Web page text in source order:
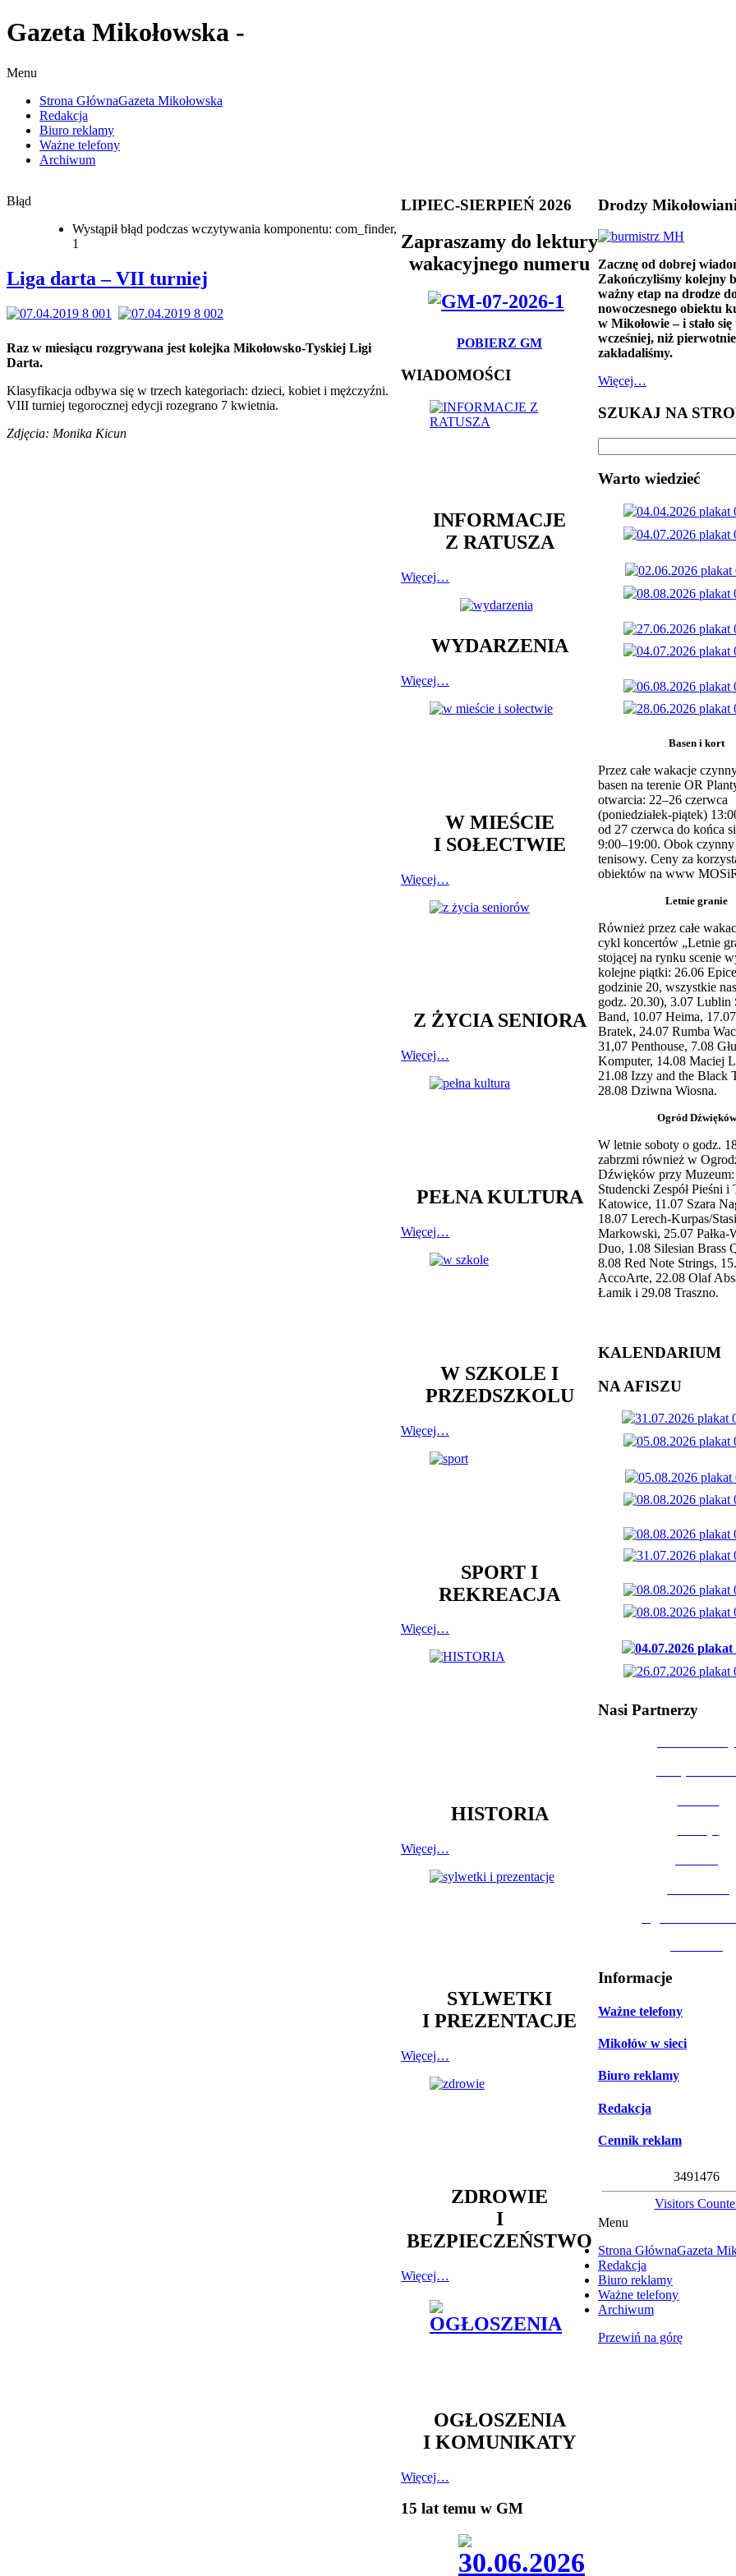
Gazeta Mikołowska -
Menu
Strona GłównaGazeta Mikołowska
Redakcja
Biuro reklamy
Ważne telefony
Archiwum
Błąd
Wystąpił błąd podczas wczytywania komponentu: com_finder,
1
Liga darta – VII turniej
Raz w miesiącu rozgrywana jest kolejka Mikołowsko-Tyskiej Ligi
Darta.
Klasyfikacja odbywa się w trzech kategoriach: dzieci, kobiet i mężczyźni.
VIII turniej tegorocznej edycji rozegrano 7 kwietnia.
Zdjęcia: Monika Kicun
LIPIEC-SIERPIEŃ 2026
Zapraszamy do lektury
wakacyjnego numeru
POBIERZ GM
WIADOMOŚCI
INFORMACJE
Z RATUSZA
Więcej…
WYDARZENIA
Więcej…
W MIEŚCIE
I SOŁECTWIE
Więcej…
Z ŻYCIA SENIORA
Więcej…
PEŁNA KULTURA
Więcej…
W SZKOLE I
PRZEDSZKOLU
Więcej…
SPORT I
REKREACJA
Więcej…
HISTORIA
Więcej…
SYLWETKI
I PREZENTACJE
Więcej…
ZDROWIE
I
BEZPIECZEŃSTWO
Więcej…
OGŁOSZENIA
I KOMUNIKATY
Więcej…
15 lat temu w GM
Drodzy
Zacznę od dobrej
Zakończyliśmy kolejny
ważny etap na drodze
nowoczesnego obiektu
w Mikołowie – i stało się
wcześniej, niż pierwotnie
zakładaliśmy.
Więcej…
SZUKAJ NA
Warto wiedzieć
Basen i kort
Przez całe wakacje
basen na terenie OR
otwarcia: 22–26 czerwca
(poniedziałek-piątek)
od 27 czerwca do końca
9:00–19:00. Obok
tenisowy. Ceny za
obiektów na www
Letnie granie
Również przez całe
cykl koncertów „Letnie
stojącej na rynku scenie
kolejne piątki: 26.06
godzinie 20, wszystkie
godz. 20.30), 3.07 Lublin
Band, 10.07 Heima,
Bratek, 24.07 Rumba
31,07 Penthouse, 7.08
Komputer, 14.08 Maciej
21.08 Izzy and the Black
28.08 Dziwna Wiosna.
Ogród Dźwięków
W letnie soboty o godz.
zabrzmi również w
Dźwięków przy
Studencki Zespół Pieśni i
Katowice, 11.07 Szara
18.07 Lerech-Kurpas/
Markowski, 25.07 Pałka-
Duo, 1.08 Silesian Brass
8.08 Red Note Strings,
AccoArte, 22.08 Olaf
Łamik i 29.08 Traszno.
KALENDARIUM
NA AFISZU
Nasi Partnerzy
Informacje
Ważne telefony
Mikołów w sieci
Biuro reklamy
Redakcja
Cennik reklam
3491476
Visitors
Menu
Strona GłównaGazeta
Redakcja
Biuro reklamy
Ważne telefony
Archiwum
Przewiń na górę